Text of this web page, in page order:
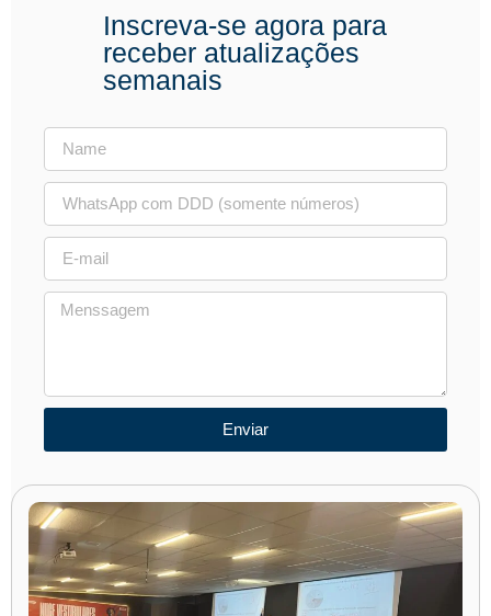
Inscreva-se agora para
receber atualizações
semanais
Enviar